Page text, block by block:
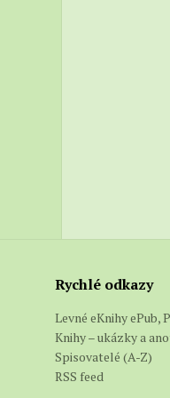
Rychlé odkazy
Levné eKnihy ePub,
Knihy – ukázky a
Spisovatelé (A-Z)
RSS feed